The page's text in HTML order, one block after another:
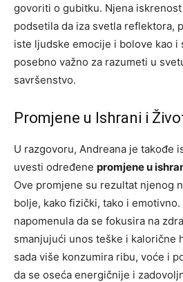
govoriti o gubitku. Njena
podsetila da iza svetla reflektora,
iste ljudske emocije i bolove kao i
posebno važno za razumeti u
savršenstvo.
Promjene u Ishrani i
U razgovoru, Andreana je takođe
uvesti određene promjene u
Ove promjene su rezultat njenog
bolje, kako fizički, tako i emotivno.
napomenula da se fokusira na
smanjujući unos teške i kalorične
sada više konzumira ribu, voće i
da se oseća energičnije i